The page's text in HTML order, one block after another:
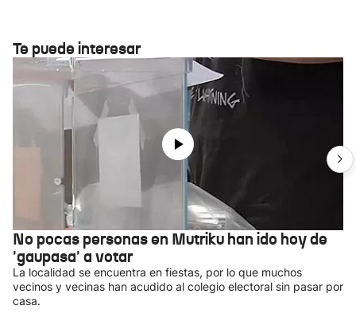
Te puede interesar
No pocas personas en Mutriku han ido hoy de
'gaupasa' a votar
La localidad se encuentra en fiestas, por lo que muchos
vecinos y vecinas han acudido al colegio electoral sin pasar por
casa.